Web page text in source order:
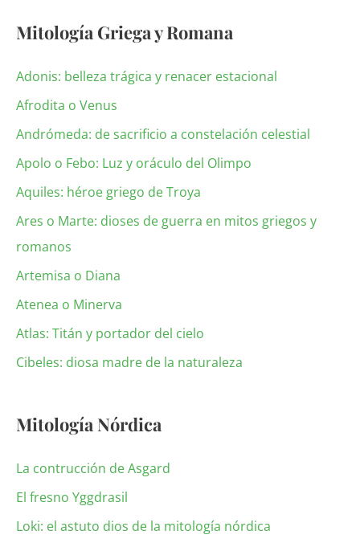
Mitología Griega y Romana
Adonis: belleza trágica y renacer estacional
Afrodita o Venus
Andrómeda: de sacrificio a constelación celestial
Apolo o Febo: Luz y oráculo del Olimpo
Aquiles: héroe griego de Troya
Ares o Marte: dioses de guerra en mitos griegos y
romanos
Artemisa o Diana
Atenea o Minerva
Atlas: Titán y portador del cielo
Cibeles: diosa madre de la naturaleza
Mitología Nórdica
La contrucción de Asgard
El fresno Yggdrasil
Loki: el astuto dios de la mitología nórdica